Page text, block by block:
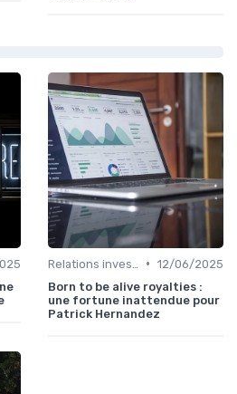
• 12/06/2025
Born to be alive royalties :
une fortune inattendue pour
Patrick Hernandez